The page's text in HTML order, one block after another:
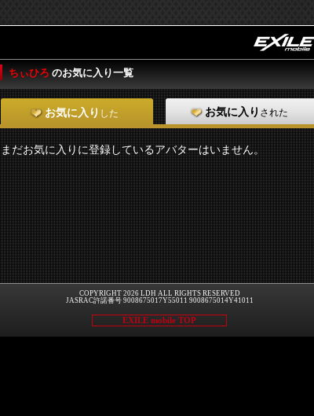
ちぃひろ のお気に入り一覧
お気に入り した お気に入り された
まだお気に入りに登録しているアバターはいません。
COPYRIGHT 2026 LDH ALL RIGHTS RESERVED
JASRAC許諾番号 9008675017Y55011 9008675014Y41011
EXILE mobile TOP